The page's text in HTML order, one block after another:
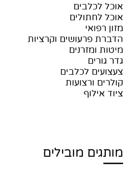
אוכל לכלבים
אוכל לחתולים
מזון רפואי
הדברת פרעושים וקרציות
מיטות ומזרנים
גדר גורים
צעצועים לכלבים
קולרים ורצועות
ציוד אילוף
מותגים מובילים